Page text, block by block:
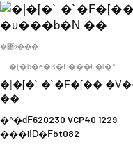
�݌ɂ���
�{�b�e�K�E���F�l�^
�|�[�` �`�F�[��
��
�^�ԁF620230 VCP40 1229
���iID�Fbt082